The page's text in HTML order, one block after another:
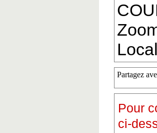
Partagez
Pour
ci-